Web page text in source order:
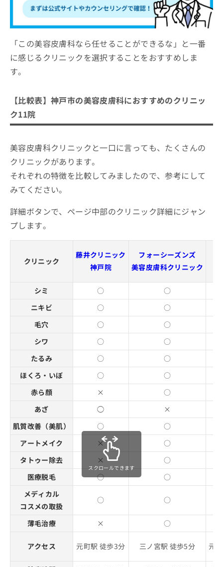
「この美容皮膚科なら任せることができるな」と一番
に感じるクリニックを選択することをおすすめしま
す。
【比較表】神戸市の美容皮膚科におすすめのクリニッ
ク11院
美容皮膚科クリニックと一口に言っても、たくさんの
クリニックがあります。
それぞれの特徴を比較してみましたので、参考にして
みてください。
詳細ボタンで、ページ中部のクリニック詳細にジャン
プします。
クリニック
藤井クリニック
神戸院
フォーシーズンズ
美容皮膚科クリニック
シミ ○
○
ニキビ
○
○
毛穴
○
○
シワ
○
○
たるみ
○
○
ほくろ・いぼ
○
○
赤ら顔
×
○
あざ
◯
×
肌質改善（美肌）
○
○
アートメイク
×
○
タトゥー除去
×
○
医療脱毛
○
○
メディカル
コスメの取扱
○ ○
薄毛治療 × ○
アクセス 元町駅 徒歩3分 三ノ宮駅 徒歩5分 元
スクロールできます